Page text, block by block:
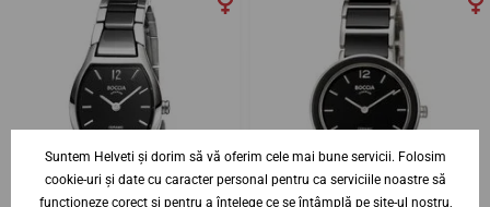
Suntem Helveti și dorim să vă oferim cele mai bune servicii. Folosim
cookie-uri și date cu caracter personal pentru ca serviciile noastre să
funcționeze corect și pentru a înțelege ce se întâmplă pe site-ul nostru,